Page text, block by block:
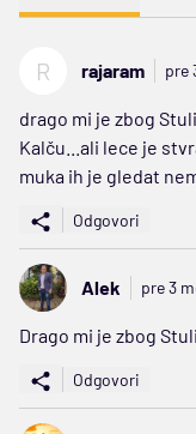
R rajaram pre
drago mi je zbog
Kalču...ali lece je
muka ih je gledat
Odgovori
Alek pre 3
Drago mi je zbog
Odgovori